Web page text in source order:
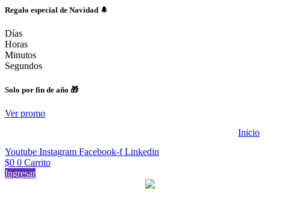
Regalo especial de Navidad 🌲
Días
Horas
Minutos
Segundos
Solo por fin de año 🎁
Ver promo
Inicio
Youtube Instagram Facebook-f Linkedin
$0 0 Carrito
Ingresar